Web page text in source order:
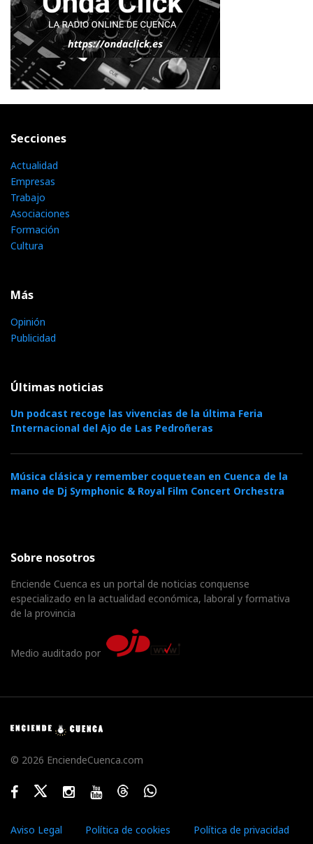
Secciones
Actualidad
Empresas
Trabajo
Asociaciones
Formación
Cultura
Más
Opinión
Publicidad
Últimas noticias
Un podcast recoge las vivencias de la última Feria
Internacional del Ajo de Las Pedroñeras
Música clásica y remember coquetean en Cuenca de la
mano de Dj Symphonic & Royal Film Concert Orchestra
Sobre nosotros
Enciende Cuenca es un portal de noticias conquense
especializado en la actualidad económica, laboral y formativa
de la provincia
Medio auditado por
© 2026 EnciendeCuenca.com
FacebookTwitterInstagramYoutubeThreadsWhatsApp
Aviso Legal Política de cookies Política de privacidad